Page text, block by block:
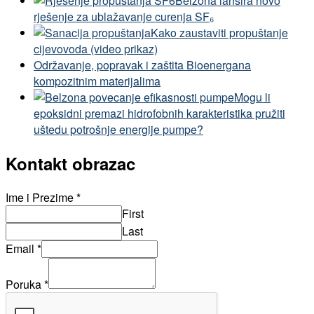
rješenje za ublažavanje curenja SF₆
Kako zaustaviti propuštanje
cijevovoda (video prikaz)
Održavanje, popravak i zaštita Bioenergana
kompozitnim materijalima
Mogu li
epoksidni premazi hidrofobnih karakteristika pružiti
uštedu potrošnje energije pumpe?
Kontakt obrazac
Ime i Prezime*
First
Last
Email *
Poruka*